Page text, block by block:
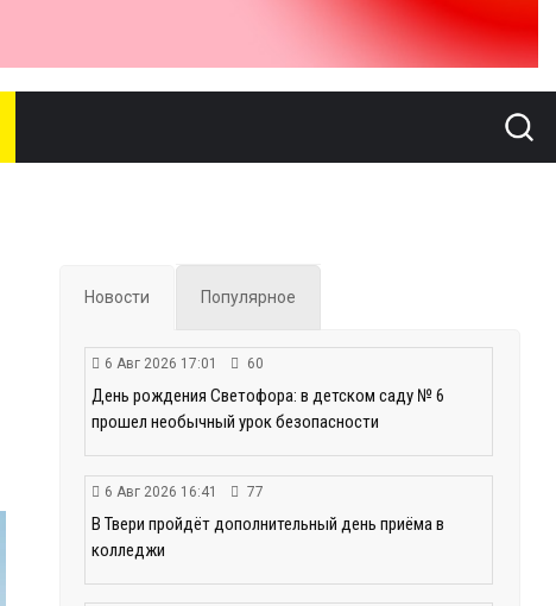
Новости Популярное
6 Авг 2026 17:01 60
День рождения Светофора: в детском саду № 6
прошел необычный урок безопасности
6 Авг 2026 16:41 77
В Твери пройдёт дополнительный день приёма в
колледжи